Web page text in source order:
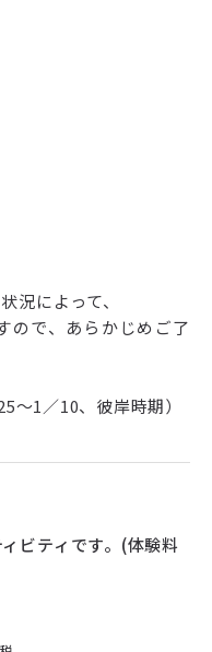
況によって、
ので、あらかじめご了
1／10、彼岸時期）
ビティです。(体験料